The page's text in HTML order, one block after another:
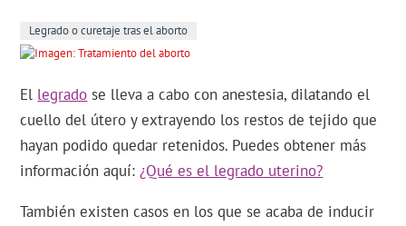
Legrado o curetaje tras el aborto
El legrado se lleva a cabo con anestesia, dilatando el
cuello del útero y extrayendo los restos de tejido que
hayan podido quedar retenidos. Puedes obtener más
información aquí:¿Qué es el legrado uterino?
También existen casos en los que se acaba de inducir